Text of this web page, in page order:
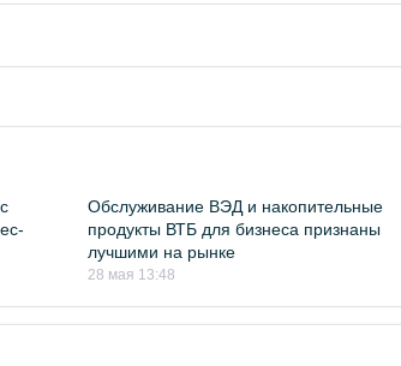
Обслуживание ВЭД и накопительные
продукты ВТБ для бизнеса признаны
лучшими на рынке
28 мая 13:48